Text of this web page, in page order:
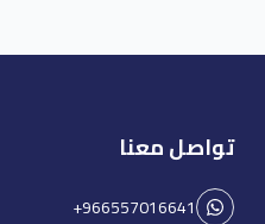
تواصل معنا
+966557016641